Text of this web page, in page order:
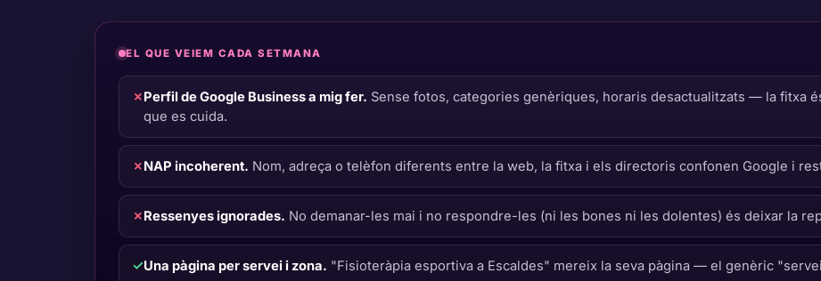
EL QUE VEIEM CADA SETMANA
✗Perfil de Google Business a mig fer. Sense fotos, categories genèriques, horaris desactualitzats — la fitxa
que es cuida.
✗NAP incoherent. Nom, adreça o telèfon diferents entre la web, la fitxa i els directoris confonen Google i
✗Ressenyes ignorades. No demanar-les mai i no respondre-les (ni les bones ni les dolentes) és deixar la
✓Una pàgina per servei i zona. "Fisioteràpia esportiva a Escaldes" mereix la seva pàgina — el genèric